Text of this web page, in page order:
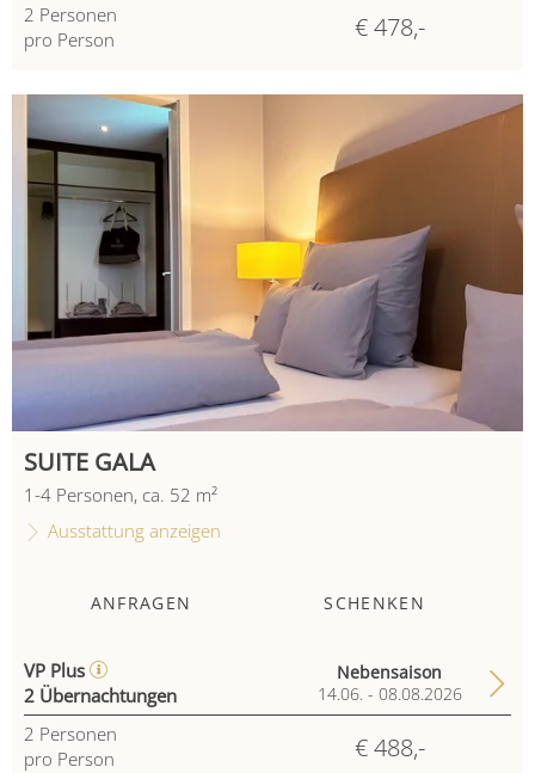
2 Personen
pro Person
€ 478,-
SUITE GALA
1 -4 Personen, ca. 52 m²
Ausstattung anzeigen
ANFRAGEN SCHENKEN
VP Plus
2 Übernachtungen
Nebensaison
14.06. - 08.08.2026
2 Personen
pro Person
€ 488,-